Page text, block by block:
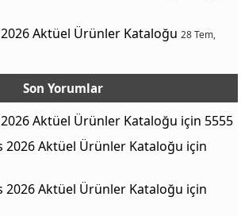
Aktüel Ürünler Kataloğu 28 Tem,
Son Yorumlar
Aktüel Ürünler Kataloğu için 5555
2026 Aktüel Ürünler Kataloğu için
2026 Aktüel Ürünler Kataloğu için